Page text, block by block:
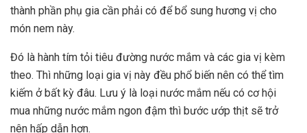
thành phần phụ gia cần phải có để bổ sung hương vị cho
món nem này.
Đó là hành tím tỏi tiêu đường nước mắm và các gia vị kèm
theo. Thì những loại gia vị này đều phổ biến nên có thể tìm
kiếm ở bất kỳ đâu. Lưu ý là loại nước mắm nếu có cơ hội
mua những nước mắm ngon đậm thì bước ướp thịt sẽ trở
nên hấp dẫn hơn.